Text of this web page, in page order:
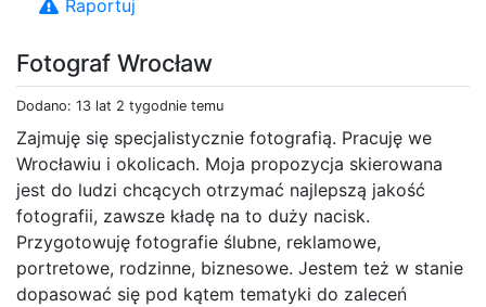
Fotograf Wrocław
Dodano: 13 lat 2 tygodnie temu
Zajmuję się specjalistycznie fotografią. Pracuję we
Wrocławiu i okolicach. Moja propozycja skierowana
jest do ludzi chcących otrzymać najlepszą jakość
fotografii, zawsze kładę na to duży nacisk.
Przygotowuję fotografie ślubne, reklamowe,
portretowe, rodzinne, biznesowe. Jestem też w stanie
dopasować się pod kątem tematyki do zaleceń
Raportuj